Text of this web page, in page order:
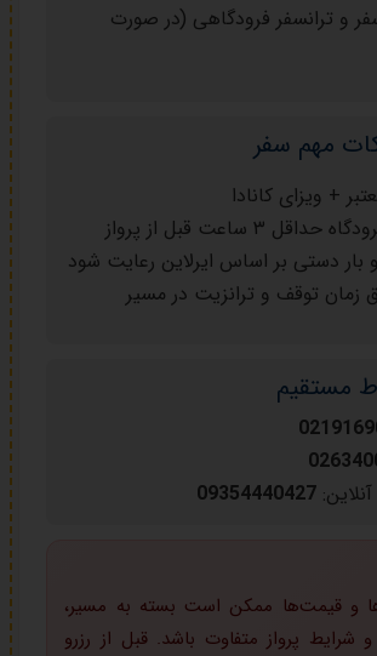
و ترانسفر فرودگاهی (در صورت
مهم سفر
+ ویزای کانادا
۳ ساعت قبل از پرواز
و بار دستی بر اساس ایرلاین رعایت شود
زمان توقف و ترانزیت در مسیر
مستقیم
09354440427
و قیمت‌ها ممکن است بسته به مسیر،
شرایط پرواز متفاوت باشد. قبل از رزرو